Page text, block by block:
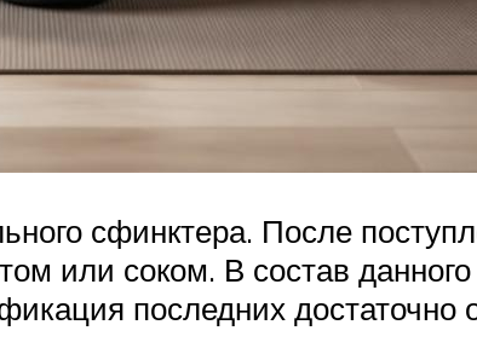
сфинктера. После
или соком. В состав данного
последних достаточно